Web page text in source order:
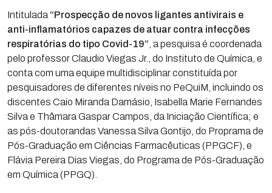
Intitulada “Prospecção de novos ligantes antivirais e
anti-inflamatórios capazes de atuar contra infecções
respiratórias do tipo Covid-19” , a pesquisa é coordenada
pelo professor Claudio Viegas Jr., do Instituto de Química, e
conta com uma equipe multidisciplinar constituída por
pesquisadores de diferentes níveis no PeQuiM, incluindo os
discentes Caio Miranda Damásio, Isabella Marie Fernandes
Silva e Thâmara Gaspar Campos, da Iniciação Científica; e
as pós-doutorandas Vanessa Silva Gontijo, do Proprama de
Pós-Graduação em Ciências Farmacêuticas (PPGCF), e
Flávia Pereira Dias Viegas, do Programa de Pós-Graduação
em Química (PPGQ).